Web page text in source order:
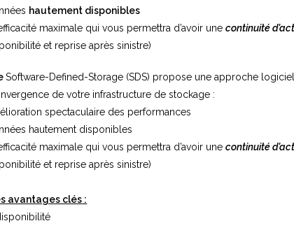
hautement disponibles
maximale qui vous permettra d’avoir unecontinuité
et reprise après sinistre)
Software-Defined-Storage (SDS) propose une approche
de votre infrastructure de stockage :
spectaculaire des performances
hautement disponibles
maximale qui vous permettra d’avoir unecontinuité
et reprise après sinistre)
avantages clés :